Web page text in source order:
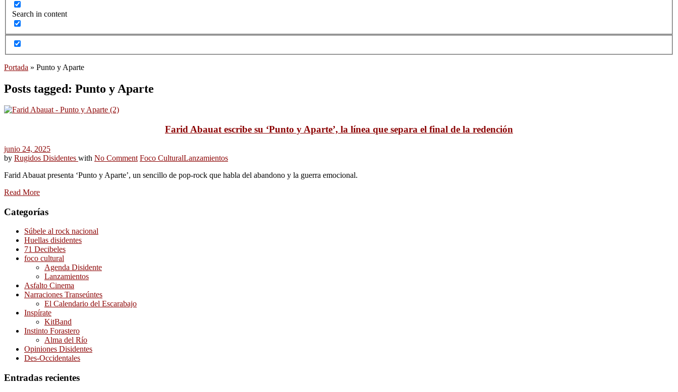
Search in content
Portada » Punto y Aparte
Posts tagged: Punto y Aparte
Farid Abauat escribe su ‘Punto y Aparte’, la línea que separa el final de la redención
junio 24, 2025
by Rugidos Disidentes with No Comment Foco CulturalLanzamientos
Farid Abauat presenta ‘Punto y Aparte’, un sencillo de pop-rock que habla del abandono y la guerra emocional.
Read More
Categorías
Súbele al rock nacional
Huellas disidentes
71 Decibeles
foco cultural
Agenda Disidente
Lanzamientos
Asfalto Cinema
Narraciones Transeúntes
El Calendario del Escarabajo
Inspírate
KitBand
Instinto Forastero
Alma del Río
Opiniones Disidentes
Des-Occidentales
Entradas recientes